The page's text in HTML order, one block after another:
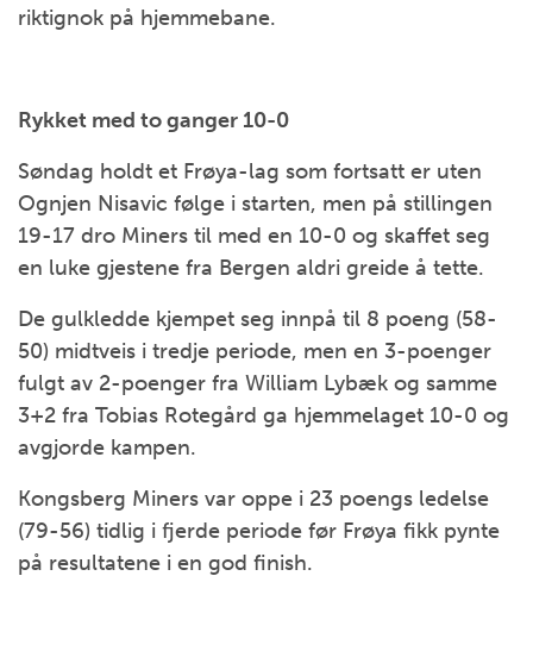
riktignok på hjemmebane.
Rykket med to ganger 10-0
Søndag holdt et Frøya-lag som fortsatt er uten
Ognjen Nisavic følge i starten, men på stillingen
19-17 dro Miners til med en 10-0 og skaffet seg
en luke gjestene fra Bergen aldri greide å tette.
De gulkledde kjempet seg innpå til 8 poeng (58-
50) midtveis i tredje periode, men en 3-poenger
fulgt av 2-poenger fra William Lybæk og samme
3+2 fra Tobias Rotegård ga hjemmelaget 10-0 og
avgjorde kampen.
Kongsberg Miners var oppe i 23 poengs ledelse
(79-56) tidlig i fjerde periode før Frøya fikk pynte
på resultatene i en god finish.